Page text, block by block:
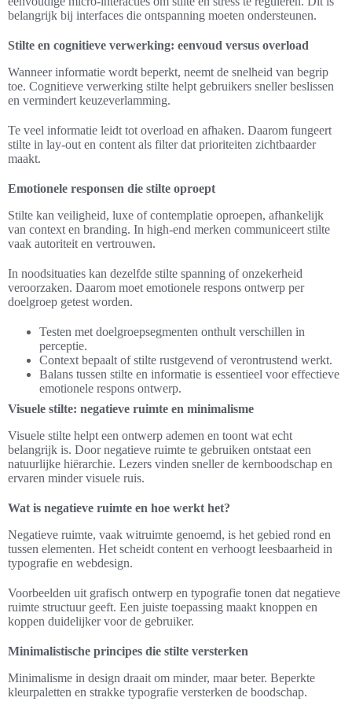
belangrijk bij interfaces die ontspanning moeten ondersteunen.
Stilte en cognitieve verwerking: eenvoud versus overload
Wanneer informatie wordt beperkt, neemt de snelheid van begrip
toe. Cognitieve verwerking stilte helpt gebruikers sneller beslissen
en vermindert keuzeverlamming.
Te veel informatie leidt tot overload en afhaken. Daarom fungeert
stilte in lay-out en content als filter dat prioriteiten zichtbaarder
maakt.
Emotionele responsen die stilte oproept
Stilte kan veiligheid, luxe of contemplatie oproepen, afhankelijk
van context en branding. In high-end merken communiceert stilte
vaak autoriteit en vertrouwen.
In noodsituaties kan dezelfde stilte spanning of onzekerheid
veroorzaken. Daarom moet emotionele respons ontwerp per
doelgroep getest worden.
Testen met doelgroepsegmenten onthult verschillen in
perceptie.
Context bepaalt of stilte rustgevend of verontrustend werkt.
Balans tussen stilte en informatie is essentieel voor effectieve
emotionele respons ontwerp.
Visuele stilte: negatieve ruimte en minimalisme
Visuele stilte helpt een ontwerp ademen en toont wat echt
belangrijk is. Door negatieve ruimte te gebruiken ontstaat een
natuurlijke hiërarchie. Lezers vinden sneller de kernboodschap en
ervaren minder visuele ruis.
Wat is negatieve ruimte en hoe werkt het?
Negatieve ruimte, vaak witruimte genoemd, is het gebied rond en
tussen elementen. Het scheidt content en verhoogt leesbaarheid in
typografie en webdesign.
Voorbeelden uit grafisch ontwerp en typografie tonen dat negatieve
ruimte structuur geeft. Een juiste toepassing maakt knoppen en
koppen duidelijker voor de gebruiker.
Minimalistische principes die stilte versterken
Minimalisme in design draait om minder, maar beter. Beperkte
kleurpaletten en strakke typografie versterken de boodschap.